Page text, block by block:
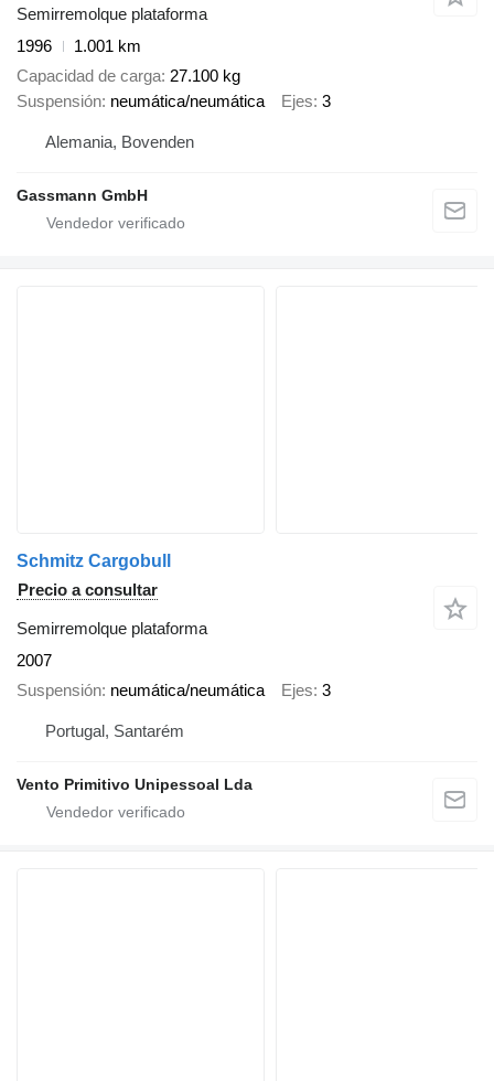
Semirremolque plataforma
1996
1.001 km
Capacidad de carga 27.100 kg
Suspensión neumática/neumática Ejes 3
Alemania, Bovenden
Gassmann GmbH
Schmitz Cargobull
Precio a consultar
Semirremolque plataforma
2007
Suspensión neumática/neumática Ejes 3
Portugal, Santarém
Vento Primitivo Unipessoal Lda